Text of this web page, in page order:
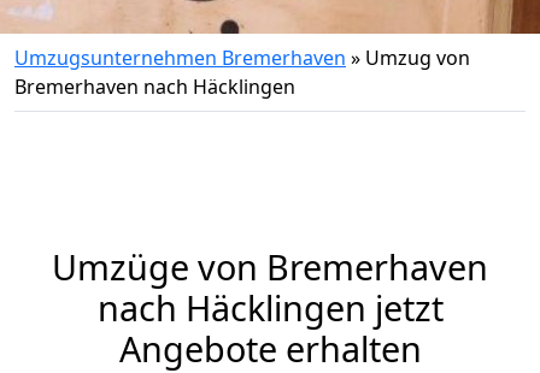
Umzugsunternehmen Bremerhaven » Umzug von
Bremerhaven nach Häcklingen
Umzüge von Bremerhaven
nach Häcklingen jetzt
Angebote erhalten